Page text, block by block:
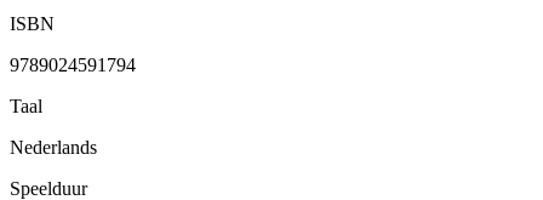
ISBN
9789024591794
Taal
Nederlands
Speelduur